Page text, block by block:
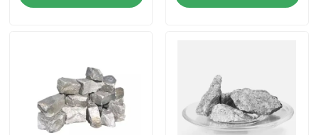
Дом
О нас